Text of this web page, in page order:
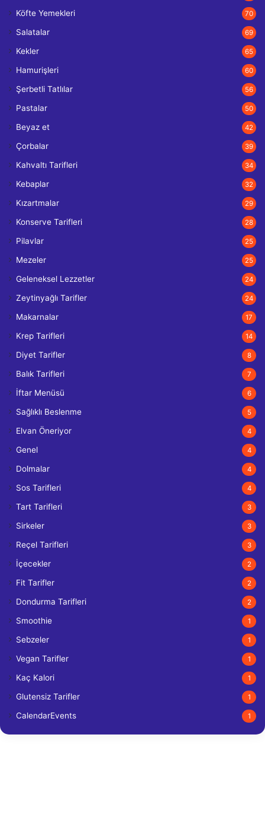
Köfte Yemekleri 70
Salatalar 69
Kekler 65
Hamurişleri 60
Şerbetli Tatlılar 56
Pastalar 50
Beyaz et 42
Çorbalar 39
Kahvaltı Tarifleri 34
Kebaplar 32
Kızartmalar 29
Konserve Tarifleri 28
Pilavlar 25
Mezeler 25
Geleneksel Lezzetler 24
Zeytinyağlı Tarifler 24
Makarnalar 17
Krep Tarifleri 14
Diyet Tarifler 8
Balık Tarifleri 7
İftar Menüsü 6
Sağlıklı Beslenme 5
Elvan Öneriyor 4
Genel 4
Dolmalar 4
Sos Tarifleri 4
Tart Tarifleri 3
Sirkeler 3
Reçel Tarifleri 3
İçecekler 2
Fit Tarifler 2
Dondurma Tarifleri 2
Smoothie 1
Sebzeler 1
Vegan Tarifler 1
Kaç Kalori 1
Glutensiz Tarifler 1
CalendarEvents 1